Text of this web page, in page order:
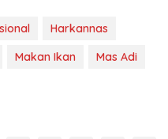
Harkannas
Makan Ikan
Mas Adi